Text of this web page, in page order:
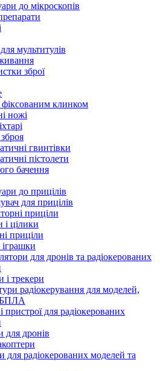
до мікроскопів
мультитулів
зброї
клинком
ножі
гвинтівки
пістолети
бачення
до прицілів
для прицілів
приціли
цілики
приціли
іграшки
для дронів та радіокерованих
і трекери
радіокерування для моделей,
БПЛА
пристрої для радіокерованих
для дронів
для радіокерованих моделей та